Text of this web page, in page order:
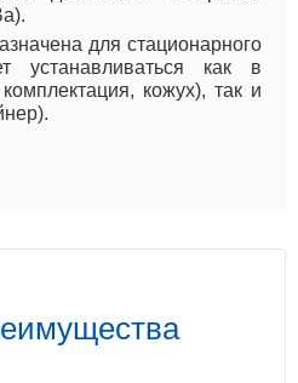
для стационарного
устанавливаться как в
кожух), так и